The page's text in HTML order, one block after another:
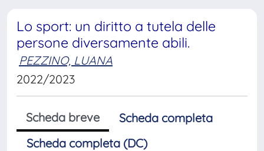
Lo sport: un diritto a tutela delle
persone diversamente abili.
PEZZINO, LUANA
2022/2023
Scheda breve
Scheda completa
Scheda completa (DC)